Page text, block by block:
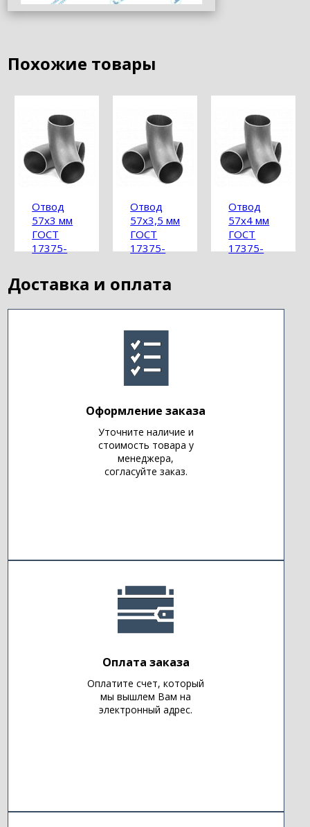
Похожие товары
Отвод
57х3 мм
ГОСТ
17375-
Отвод
57х3,5 мм
ГОСТ
17375-
Отвод
57х4 мм
ГОСТ
17375-
Доставка и оплата
Оформление заказа
Уточните наличие и
стоимость товара у
менеджера,
согласуйте заказ.
Оплата заказа
Оплатите счет, который
мы вышлем Вам на
электронный адрес.